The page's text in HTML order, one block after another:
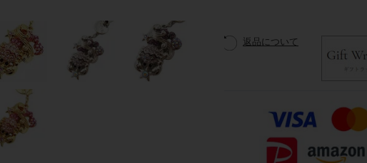
返品について